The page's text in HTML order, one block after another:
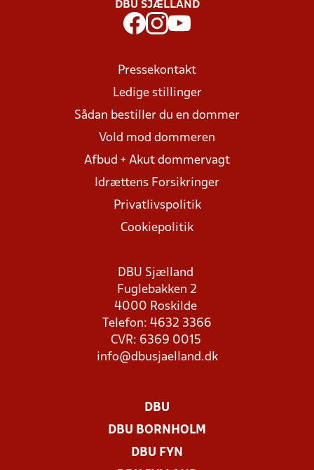
DBU SJÆLLAND
Pressekontakt
Ledige stillinger
Sådan bestiller du en dommer
Vold mod dommeren
Afbud + Akut dommervagt
Idrættens Forsikringer
Privatlivspolitik
Cookiepolitik
DBU Sjælland
Fuglebakken 2
4000 Roskilde
Telefon: 4632 3366
CVR: 6369 0015
info@dbusjaelland.dk
DBU
DBU BORNHOLM
DBU FYN